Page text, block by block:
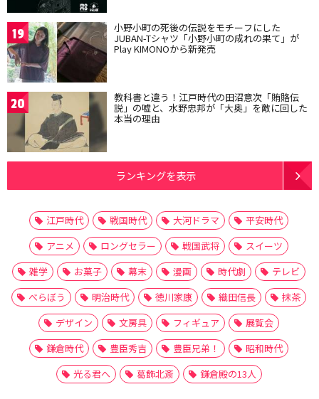
19 小野小町の死後の伝説をモチーフにした
JUBAN-Tシャツ「小野小町の成れの果て」が
Play KIMONOから新発売
20 教科書と違う！江戸時代の田沼意次「賄賂伝
説」の嘘と、水野忠邦が「大奥」を敵に回した
本当の理由
ランキングを表示
江戸時代 戦国時代 大河ドラマ
平安時代
アニメ
ロングセラー 戦国武将
スイーツ
雑学
お菓子 幕末 漫画 時代劇
テレビ
べらぼう
明治時代 徳川家康 織田信長
抹茶
デザイン
文房具 フィギュア
展覧会
鎌倉時代
豊臣秀吉 豊臣兄弟！
昭和時代
光る君へ
葛飾北斎 鎌倉殿の13人